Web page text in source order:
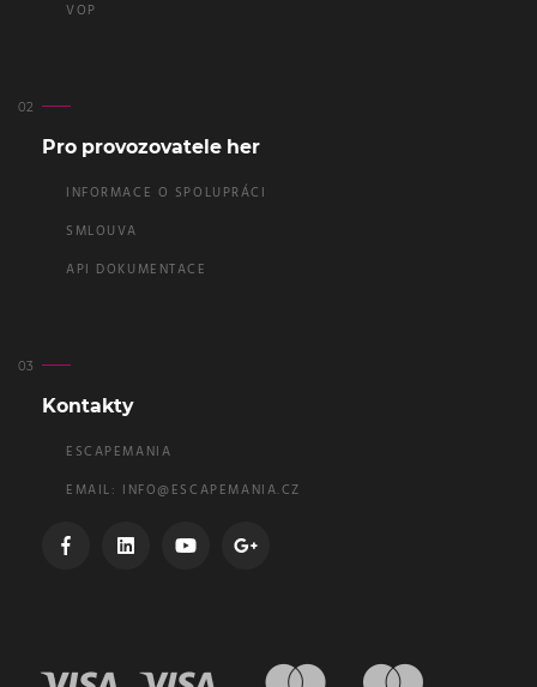
VOP
Pro provozovatele her
INFORMACE O SPOLUPRÁCI
SMLOUVA
API DOKUMENTACE
Kontakty
ESCAPEMANIA
EMAIL: INFO@ESCAPEMANIA.CZ